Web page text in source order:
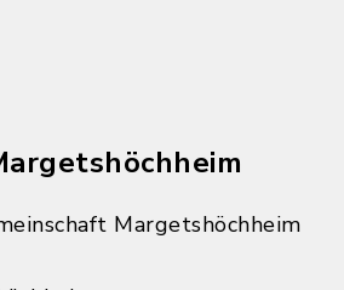
Margetshöchheim